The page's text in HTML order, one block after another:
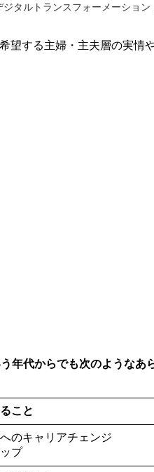
タルトランスフォーメーショ
望する主婦・主夫層の実情
年代からでも次のような
こと
へのキャリアチェンジ
プ